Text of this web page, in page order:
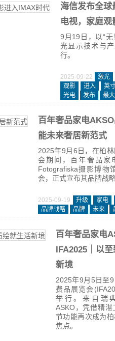
海信发布全球
电视，家庭
9月19日，以“无
光显示技术与
行。
2025-09-22 激光
观影
进入 英
光电
发布 最大
百年奢品家电
能未来奢居新范式
2025年9月6日，在柏
会期间，百年奢品家
Fotografiska摄影博物
会，正式宣布其品牌战
2025-09-19 升级 家电
品牌战略
品牌 未来
百年奢品家电
IFA2025｜以
新境
2025年9月5日至
费品展览会
举行。来自瑞
ASKO，凭借精
节功能再次成为
焦点。